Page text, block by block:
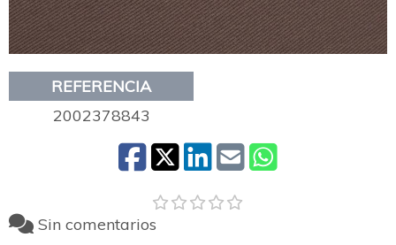
REFERENCIA
2002378843
Sin comentarios